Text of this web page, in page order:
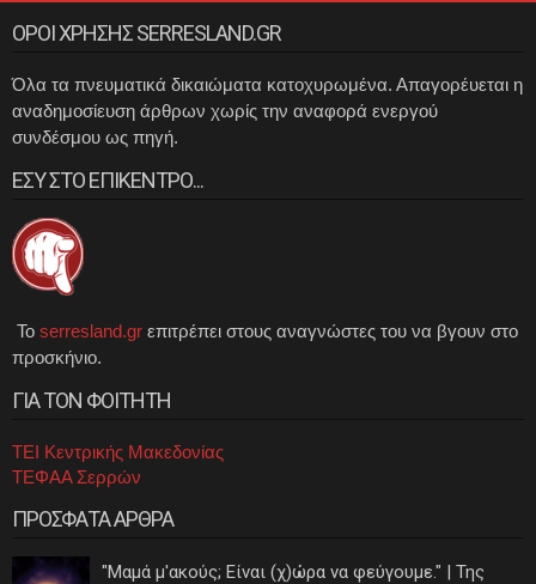
ΟΡΟΙ ΧΡΗΣΗΣ SERRESLAND.GR
Όλα τα πνευματικά δικαιώματα κατοχυρωμένα. Απαγορέυεται η
αναδημοσίευση άρθρων χωρίς την αναφορά ενεργού
συνδέσμου ως πηγή.
ΕΣΥ ΣΤΟ ΕΠΙΚΕΝΤΡΟ...
Το serresland.gr επιτρέπει στους αναγνώστες του να βγουν στο
προσκήνιο.
ΓΙΑ ΤΟΝ ΦΟΙΤΗΤΗ
ΤΕΙ Κεντρικής Μακεδονίας
ΤΕΦΑΑ Σερρών
ΠΡΟΣΦΑΤΑ ΑΡΘΡΑ
"Μαμά μ'ακούς; Είναι (χ)ώρα να φεύγουμε." | Της